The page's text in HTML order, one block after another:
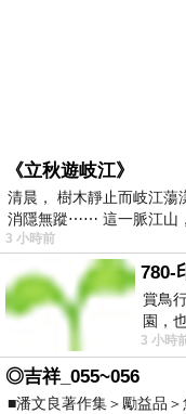
《立秋遊岐江》
清晨， 樹木靜止而岐江蕩
消隱無蹤⋯⋯ 這一脈江山
3 小時前
780-
賞鳥
園，
車行
3 小時
◎吉祥_055~056
■潘文良著作集＞勵益品